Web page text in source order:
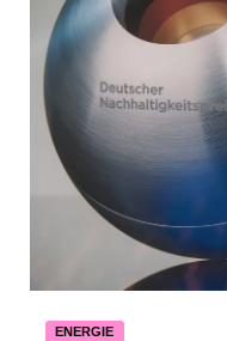
ENERGIE